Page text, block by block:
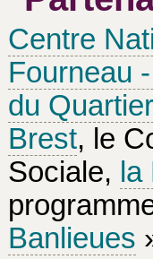
Centre
Fourneau
du
Brest, le
Sociale,
Banlieues